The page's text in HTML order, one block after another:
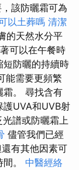
該防曬霜可為
以土葬嗎 清潔
的天然水分平
可以在午餐時
短防曬的持續時
能需要更頻繁
霜。 尋找含有
護UVA和UVB射
譜或防曬霜上
儘管我們已經
有其他因素可
。 中醫經絡